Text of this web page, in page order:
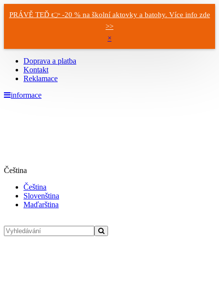
PRÁVĚ TEĎ 👉 -20 % na školní aktovky a batohy. Více info zde
>>
×
Doprava a platba
Kontakt
Reklamace
informace
Čeština
Čeština
Slovenština
Maďarština